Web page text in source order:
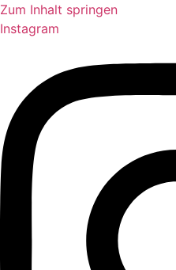
Zum Inhalt springen
Instagram